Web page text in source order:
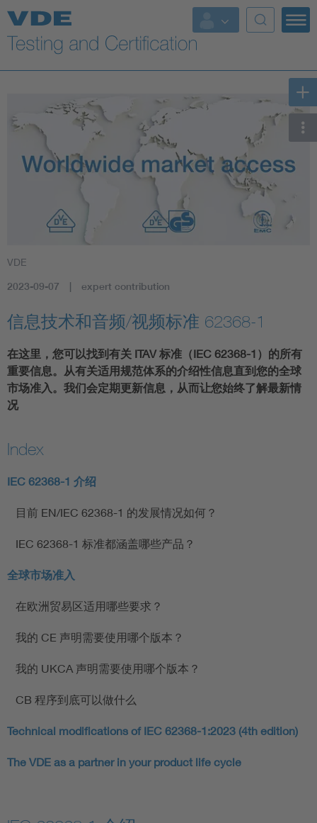
Key Topics
VDE
2023-09-07 expert contribution
信息技术和音频/视频标准 62368-1
在这里，您可以找到有关 ITAV 标准（IEC 62368-1）的所有
重要信息。从有关适用规范体系的介绍性信息直到您的全球
市场准入。我们会定期更新信息，从而让您始终了解最新情
况
Index
IEC 62368-1 介绍
目前 EN/IEC 62368-1 的发展情况如何？
IEC 62368-1 标准都涵盖哪些产品？
全球市场准入
在欧洲贸易区适用哪些要求？
我的 CE 声明需要使用哪个版本？
我的 UKCA 声明需要使用哪个版本？
CB 程序到底可以做什么
Technical modifications of IEC 62368-1:2023 (4th edition)
The VDE as a partner in your product life cycle